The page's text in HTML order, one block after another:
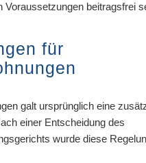
Voraussetzungen beitragsfrei
für
galt ursprünglich eine
einer Entscheidung des
wurde diese